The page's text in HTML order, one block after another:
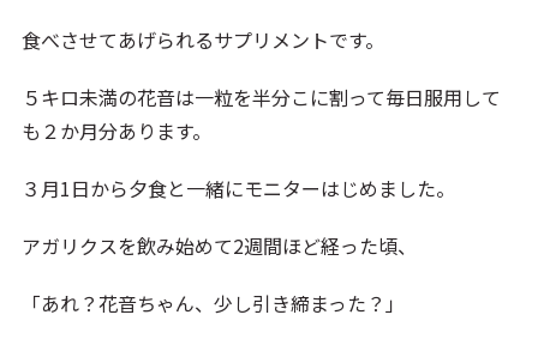
食べさせてあげられるサプリメントです。
５キロ未満の花音は一粒を半分こに割って毎日服用して
も２か月分あります。
３月1日から夕食と一緒にモニターはじめました。
アガリクスを飲み始めて2週間ほど経った頃、
「あれ？花音ちゃん、少し引き締まった？」